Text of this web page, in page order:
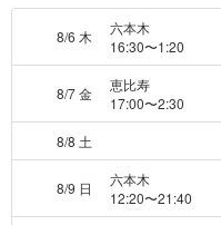
8/6 木
六本木
16:30〜1:20
8/7 金
恵比寿
17:00〜2:30
8/8 土
8/9 日
六本木
12:20〜21:40